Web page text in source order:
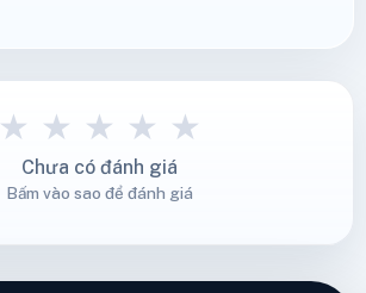
★ ★ ★ ★ ★
Chưa có đánh giá
Bấm vào sao để đánh giá